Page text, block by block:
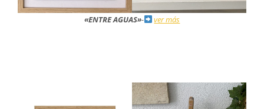
«ENTRE AGUAS»- ver más